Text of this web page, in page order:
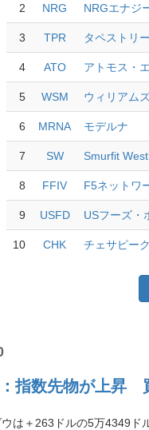
2 NRG NRGエナジ
3 TPR タペストリー
4 ATO アトモス・
5 WSM ウィリアム
6 MRNA モデルナ
7 SW Smurfit
8 FFIV F5ネットワ
9 USFD USフーズ・
10 CHK チェサピー
指数先物が上昇
は＋263ドルの5万4349ド